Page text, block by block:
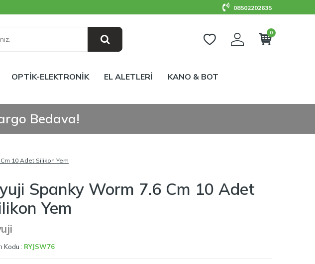
08502202635
0
OPTİK-ELEKTRONİK EL ALETLERİ KANO & BOT
Bedava!
10 Adet Silikon Yem
Spanky Worm 7.6 Cm 10 Adet
Yem
Kodu : RYJSW76